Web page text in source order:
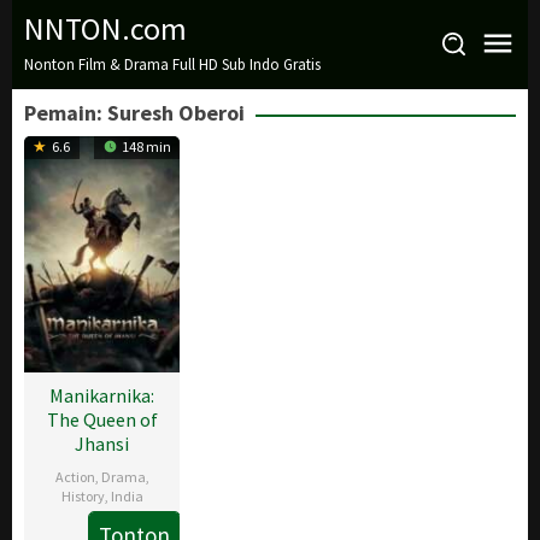
Loncat
konten
NNTON.com
Nonton Film & Drama Full HD Sub Indo Gratis
Pemain: Suresh Oberoi
6.6 148 min
Manikarnika:
The Queen of
Jhansi
Action Drama
History, India